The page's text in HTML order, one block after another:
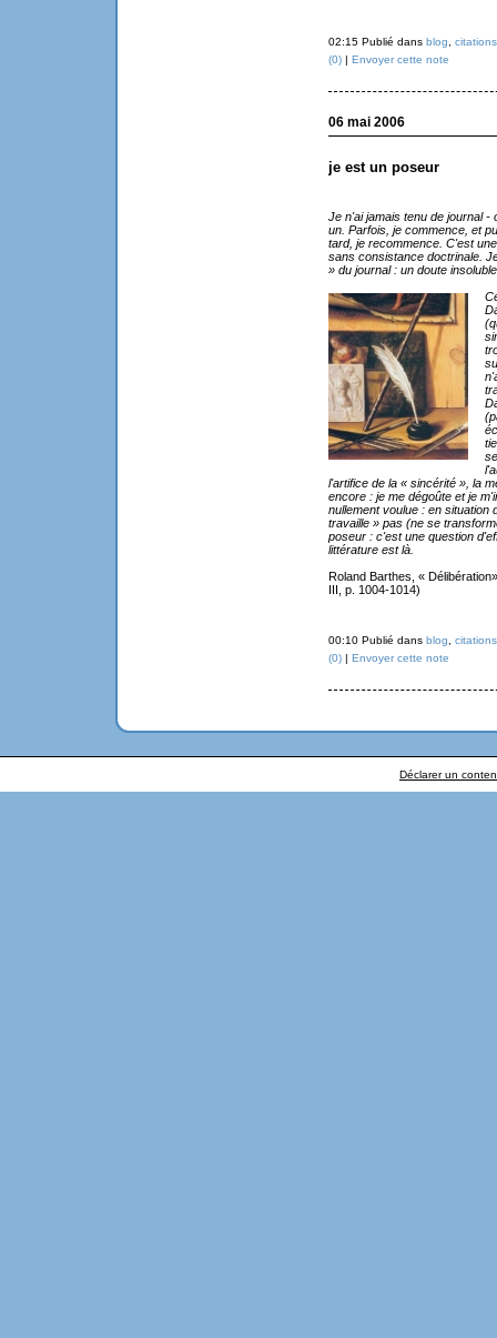
02:15 Publié dans blog, citations
(0)| Envoyer cette note
06 mai 2006
je est un poseur
Je n'ai jamais tenu de journal -
un. Parfois, je commence, et
tard, je recommence. C'est
sans consistance doctrinale.
» du journal : un doute
l'artifice de la « sincérité », la
encore : je me dégoûte et je
nullement voulue : en situation
travaille » pas (ne se
poseur : c'est une question
littérature est là.
Roland Barthes, «
III, p. 1004-1014)
00:10 Publié dans blog, citations
(0)| Envoyer cette note
Déclarer un